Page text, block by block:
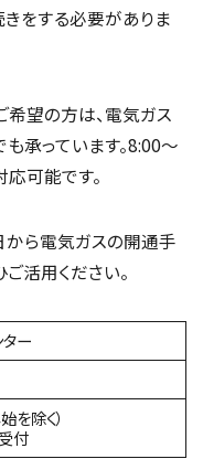
をする必要がありま
望の方は、電気ガス
も承っています。8:00〜
応可能です。
から電気ガスの開通手
活用ください。
ー
を除く）
付